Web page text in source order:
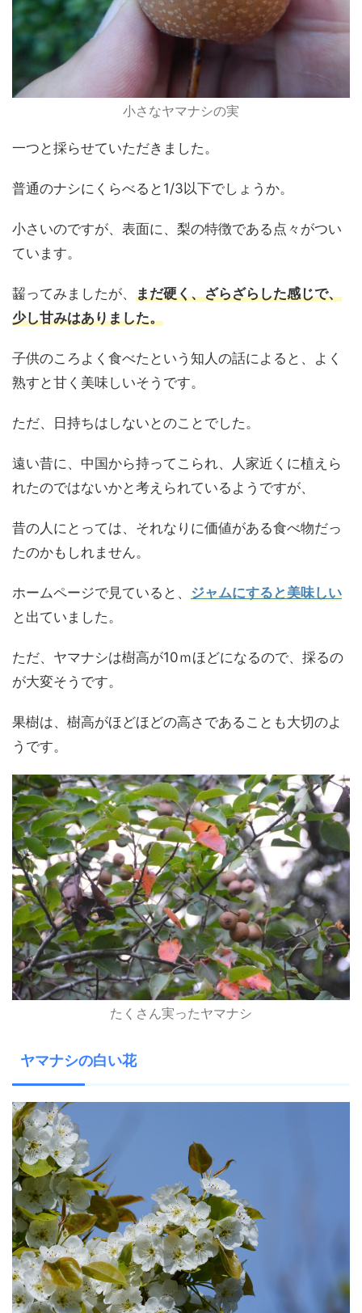
小さなヤマナシの実
一つと採らせていただきました。
普通のナシにくらべると1/3以下でしょうか。
小さいのですが、表面に、梨の特徴である点々がつい
ています。
齧ってみましたが、 まだ硬く、ざらざらした感じで、
少し甘みはありました。
子供のころよく食べたという知人の話によると、よく
熟すと甘く美味しいそうです。
ただ、日持ちはしないとのことでした。
遠い昔に、中国から持ってこられ、人家近くに植えら
れたのではないかと考えられているようですが、
昔の人にとっては、それなりに価値がある食べ物だっ
たのかもしれません。
ホームページで見ていると、 ジャムにすると美味しい
と出ていました。
ただ、ヤマナシは樹高が10ｍほどになるので、採るの
が大変そうです。
果樹は、樹高がほどほどの高さであることも大切のよ
うです。
たくさん実ったヤマナシ
ヤマナシの白い花